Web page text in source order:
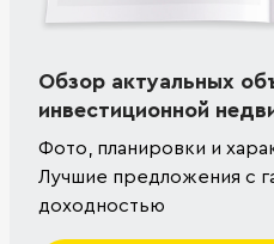
Обзор актуальных
инвестиционной
Фото, планировки и
Лучшие предложения с
доходностью